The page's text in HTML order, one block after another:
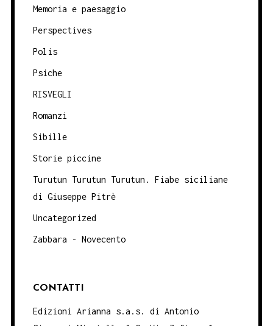
Memoria e paesaggio
Perspectives
Polis
Psiche
RISVEGLI
Romanzi
Sibille
Storie piccine
Turutun Turutun Turutun. Fiabe siciliane
di Giuseppe Pitrè
Uncategorized
Zabbara - Novecento
CONTATTI
Edizioni Arianna s.a.s. di Antonio